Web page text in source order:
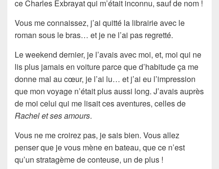
ceCharles Exbrayatqui m’était inconnu, sauf de nom !
Vous me connaissez, j’ai quitté la librairie avec le
roman sous le bras… et je ne l’ai pas regretté.
Le weekend dernier, je l’avais avec moi, et, moi qui ne
lis plus jamais en voiture parce que d’habitude ça me
donne mal au cœur, je l’ai lu… et j’ai eu l’impression
que mon voyage n’était plus aussi long. J’avais auprès
de moi celui qui me lisait ces aventures, celles de
Rachel et ses amours.
Vous ne me croirez pas, je sais bien. Vous allez
penser que je vous mène en bateau, que ce n’est
qu’un stratagèmede conteuse, un de plus !